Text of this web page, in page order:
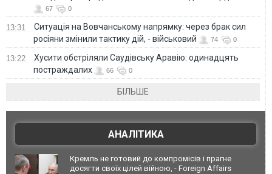
67 0
13:31
Ситуація на Вовчанському напрямку: через брак сил
росіяни змінили тактику дій, - військовий
74 0
13:22
Хусити обстріляли Саудівську Аравію: одинадцять
постраждалих
66 0
БІЛЬШЕ
АНАЛІТИКА
Кремль не готовий до компромісів і прагне
досягти своїх цілей війною, - Foreign Affairs